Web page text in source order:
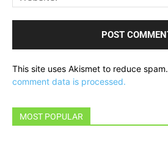
This site uses Akismet to reduce spam.
comment data is processed.
MOST POPULAR